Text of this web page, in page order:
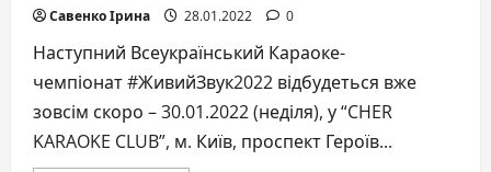
Савенко Ірина 28.01.2022 0
Наступний Всеукраїнський Караоке-
чемпіонат #ЖивийЗвук2022 відбудеться вже
зовсім скоро – 30.01.2022 (неділя), у “CHER
KARAOKE CLUB”, м. Київ, проспект Героїв...